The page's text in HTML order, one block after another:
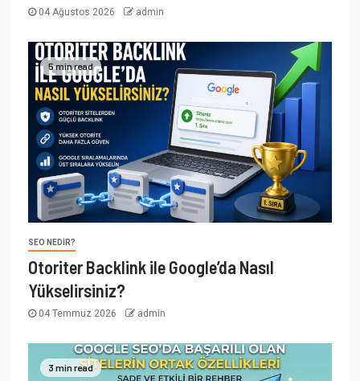
04 Ağustos 2026 admin
5 min read
SEO NEDIR?
Otoriter Backlink ile Google’da Nasıl
Yükselirsiniz?
04 Temmuz 2026 admin
3 min read